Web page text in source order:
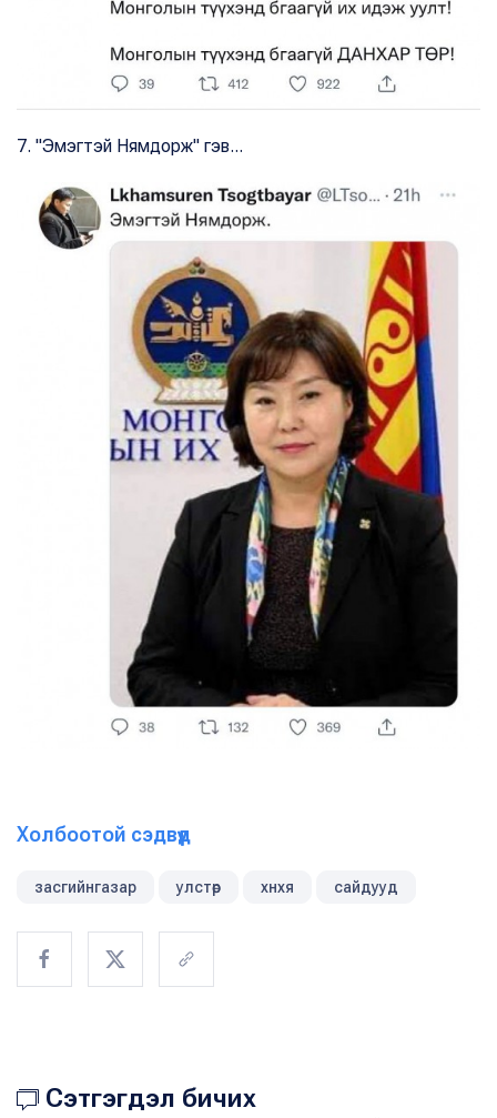
7. "Эмэгтэй Нямдорж" гэв...
Холбоотой сэдвүүд
засгийнгазар улстөр хнхя сайдууд
Сэтгэгдэл бичих